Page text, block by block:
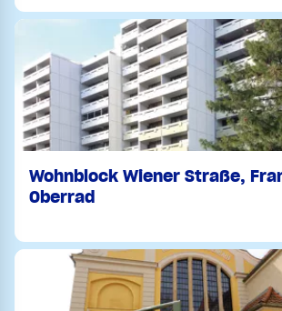
Wohnblock Wiener Straße,
Oberrad